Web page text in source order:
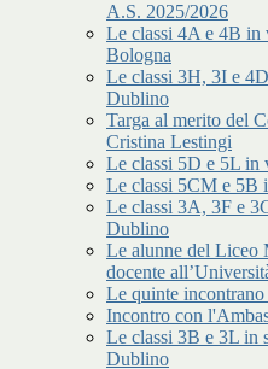
A.S. 2025/2026
Le classi 4A e 4B in
Bologna
Le classi 3H, 3I e
Dublino
Targa al merito del
Cristina Lestingi
Le classi 5D e 5L in
Le classi 5CM e 5B
Le classi 3A, 3F e
Dublino
Le alunne del Liceo
docente
Le quinte
Incontro con
Le classi 3B e 3L in
Dublino